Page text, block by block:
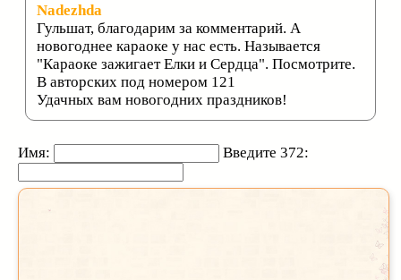
Nadezhda
Гульшат, благодарим за комментарий. А
новогоднее караоке у нас есть. Называется
"Караоке зажигает Елки и Сердца". Посмотрите.
В авторских под номером 121
Удачных вам новогодних праздников!
Имя: Введите 372: